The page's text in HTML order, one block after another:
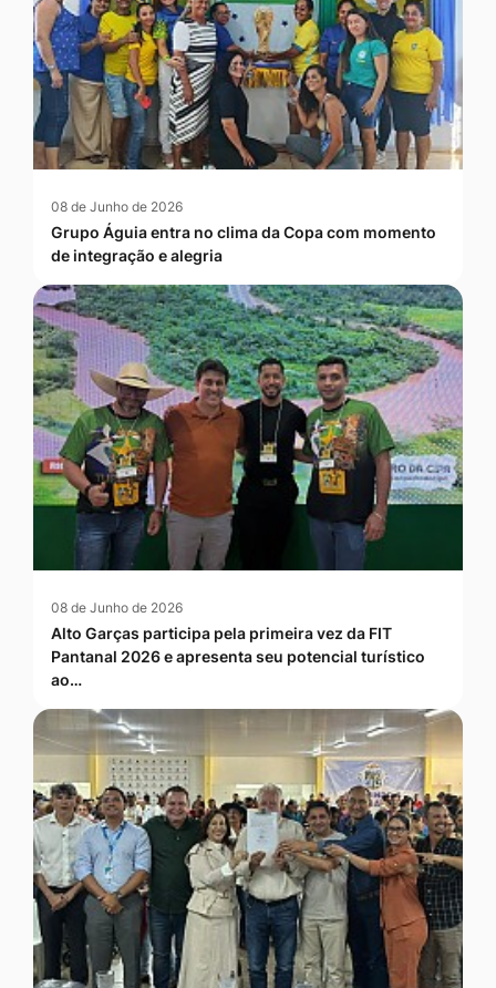
08 de Junho de 2026
Grupo Águia entra no clima da Copa com momento
de integração e alegria
08 de Junho de 2026
Alto Garças participa pela primeira vez da FIT
Pantanal 2026 e apresenta seu potencial turístico
ao…